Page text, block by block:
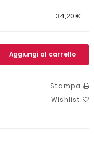
34,20 €
Aggiungi al carrello
Stampa
Wishlist